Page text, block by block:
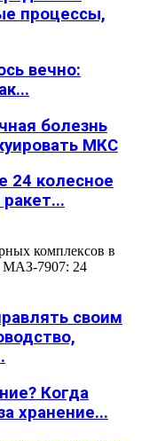
процессы,
вечно:
болезнь
МКС
24 колесное
комплексов в
МАЗ-7907: 24
своим
Когда
хранение...